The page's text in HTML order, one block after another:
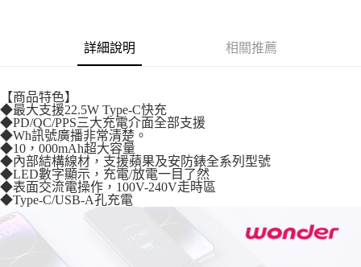
AFTEE先享後付
【關於「AFTEE先享後付」】
AFTEE先享後付是「在收到商品之後才付款」的支付方式。 讓您購物簡單
便利好安心！
１．簡單：不需註冊會員、不需綁卡、不需儲值。
２．便利：只要手機號碼，簡訊認證，即可結帳。
３．安心：先確認商品／服務後，再付款。
【「AFTEE先享後付」結帳流程】
１．於結帳方式選擇「AFTEE先享後付」後，將跳轉至「AFTEE先享後付」
結帳頁面，進行簡訊認證並確認金額後，即可完成結帳。
２．訂單成立數日內，您將收到繳費通知簡訊。
３．收到繳費通知簡訊後14天內，點擊此簡訊中的連結，可透過四大超商／
ATM付款
運送方式
全家取貨付款
每筆NT$60，滿NT$699(含以上)免運費
付款後全家取貨
每筆NT$60，滿NT$699(含以上)免運費
詳細說明 相關推薦
【商品特色】
◆最大支援22.5W Type-C快充
◆PD/QC/PPS三大充電介面全部支援
◆Wh訊號廣播非常清楚。
◆10，000mAh超大容量
◆內部結構線材，支援蘋果及安防錶全系列型號
◆LED數字顯示，充電/放電一目了然
◆表面交流電操作，100V-240V走時區
◆Type-C/USB-A孔充電